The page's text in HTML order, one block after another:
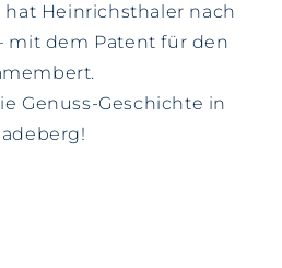
Heinrichsthaler nach
mit dem Patent für den
Genuss-Geschichte in